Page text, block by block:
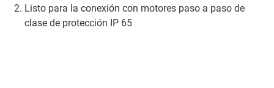
Listo para la conexión con motores paso a paso de
clase de protección IP 65